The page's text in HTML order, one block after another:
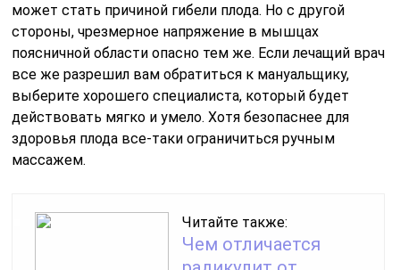
может стать причиной гибели плода. Но с другой
стороны, чрезмерное напряжение в мышцах
поясничной области опасно тем же. Если лечащий врач
все же разрешил вам обратиться к мануальщику,
выберите хорошего специалиста, который будет
действовать мягко и умело. Хотя безопаснее для
здоровья плода все-таки ограничиться ручным
массажем.
Читайте также:
Чем отличается